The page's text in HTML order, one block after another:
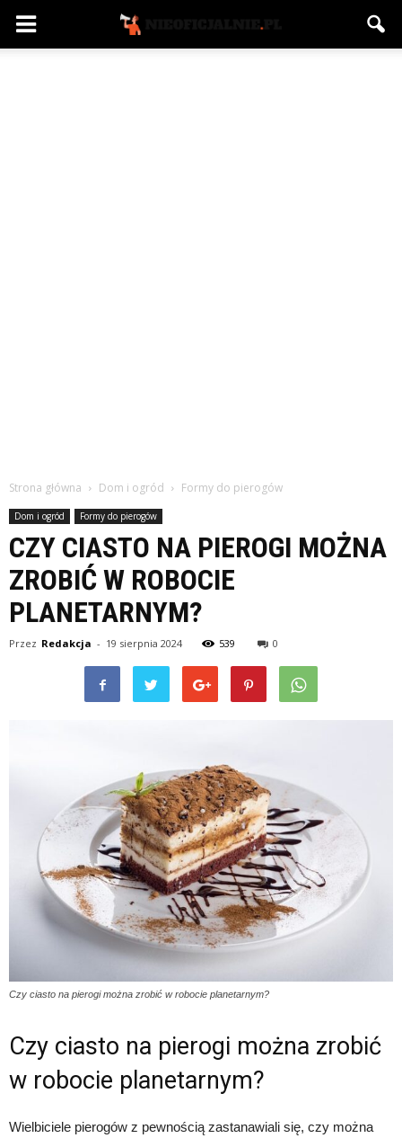
Strona główna Dom i ogród Formy do pierogów
Dom i ogród Formy do pierogów
CZY CIASTO NA PIEROGI MOŻNA
ZROBIĆ W ROBOCIE
PLANETARNYM?
Przez Redakcja - 19 sierpnia 2024 539 0
Czy ciasto na pierogi można zrobić w robocie planetarnym?
Czy ciasto na pierogi można zrobić
w robocie planetarnym?
Wielbiciele pierogów z pewnością zastanawiali się, czy można